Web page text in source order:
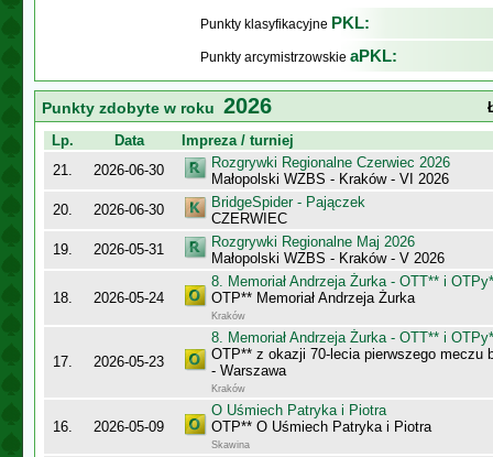
Punkty klasyfikacyjne PKL:
Punkty arcymistrzowskie aPKL:
Punkty zdobyte w roku 2026
Lp.
Data
Impreza / turniej
21.
2026-06-30
Rozgrywki Regionalne Czerwiec 2026
Małopolski WZBS - Kraków - VI 2026
20.
2026-06-30
BridgeSpider - Pajączek
CZERWIEC
19.
2026-05-31
Rozgrywki Regionalne Maj 2026
Małopolski WZBS - Kraków - V 2026
18. 2026-05-24
8. Memoriał Andrzeja Żurka - OTT** i
OTP** Memoriał Andrzeja Żurka
Kraków
17. 2026-05-23
8. Memoriał Andrzeja Żurka - OTT** i
OTP** z okazji 70-lecia pierwszego meczu
- Warszawa
Kraków
16. 2026-05-09
O Uśmiech Patryka i Piotra
OTP** O Uśmiech Patryka i Piotra
Skawina